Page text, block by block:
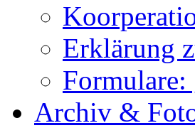
Erklärung
Archiv &